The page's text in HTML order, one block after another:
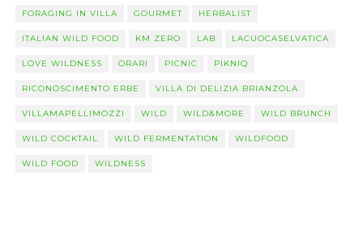
FORAGING IN VILLA GOURMET HERBALIST
ITALIAN WILD FOOD KM ZERO LAB LACUOCASELVATICA
LOVE WILDNESS ORARI PICNIC PIKNIQ
RICONOSCIMENTO ERBE VILLA DI DELIZIA BRIANZOLA
VILLAMAPELLIMOZZI WILD WILD&MORE WILD BRUNCH
WILD COCKTAIL WILD FERMENTATION WILDFOOD
WILD FOOD WILDNESS